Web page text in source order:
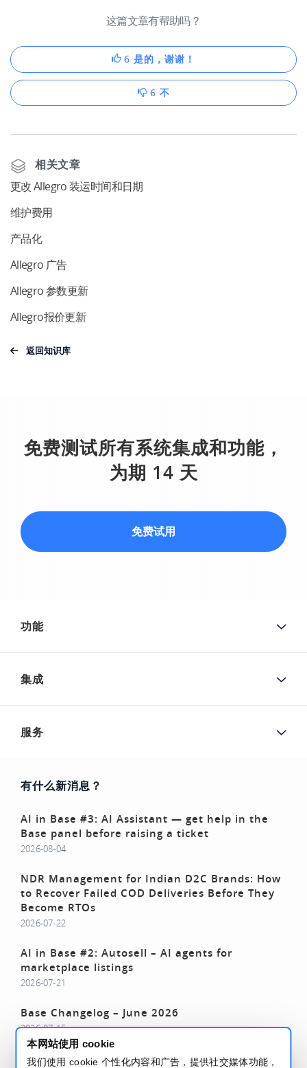
本网站使用 cookie
我们使用 cookie 个性化内容和广告，提供社交媒体功能，
这篇文章有帮助吗？
6 是的，谢谢！
6 不
相关文章
更改 Allegro 装运时间和日期
维护费用
产品化
Allegro 广告
Allegro 参数更新
Allegro报价更新
返回知识库
免费测试所有系统集成和功能，
为期 14 天
免费试用
功能
集成
服务
有什么新消息？
AI in Base #3: AI Assistant — get help in the
Base panel before raising a ticket
2026-08-04
NDR Management for Indian D2C Brands: How
to Recover Failed COD Deliveries Before They
Become RTOs
2026-07-22
AI in Base #2: Autosell – AI agents for
marketplace listings
2026-07-21
Base Changelog – June 2026
2026-07-15
阅读更多 - Base 博客